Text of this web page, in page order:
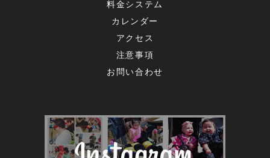
料金システム
カレンダー
アクセス
注意事項
お問い合わせ